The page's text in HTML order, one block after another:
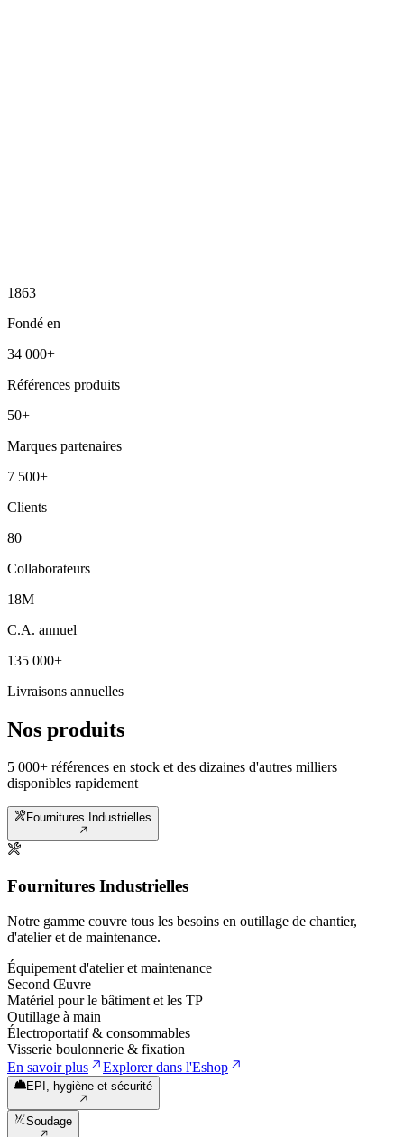
1863
Fondé en
34 000+
Références produits
50+
Marques partenaires
7 500+
Clients
80
Collaborateurs
18M
C.A. annuel
135 000+
Livraisons annuelles
Nos produits
5 000+ références en stock et des dizaines d'autres milliers
disponibles rapidement
Fournitures Industrielles
Fournitures Industrielles
Notre gamme couvre tous les besoins en outillage de chantier,
d'atelier et de maintenance.
Équipement d'atelier et maintenance
Second Œuvre
Matériel pour le bâtiment et les TP
Outillage à main
Électroportatif & consommables
Visserie boulonnerie & fixation
En savoir plus
Explorer dans l'Eshop
EPI, hygiène et sécurité
Soudage